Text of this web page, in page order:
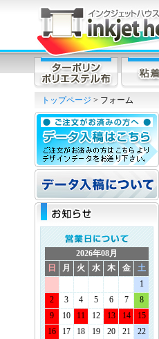
トップページ > フォーム
2026年08月
日
月 火 水 木 金
土
1
2
3 4 5 6 7
8
9
10 11 12 13 14
15
16
17 18 19 20 21
22